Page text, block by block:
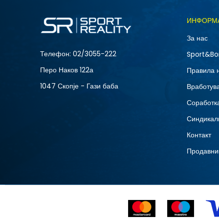
Големина
L
XS
Телефон: 02/3055-222
Перо Наков 122а
1047 Скопје - Гази баба
За нас
Правила
Контакт